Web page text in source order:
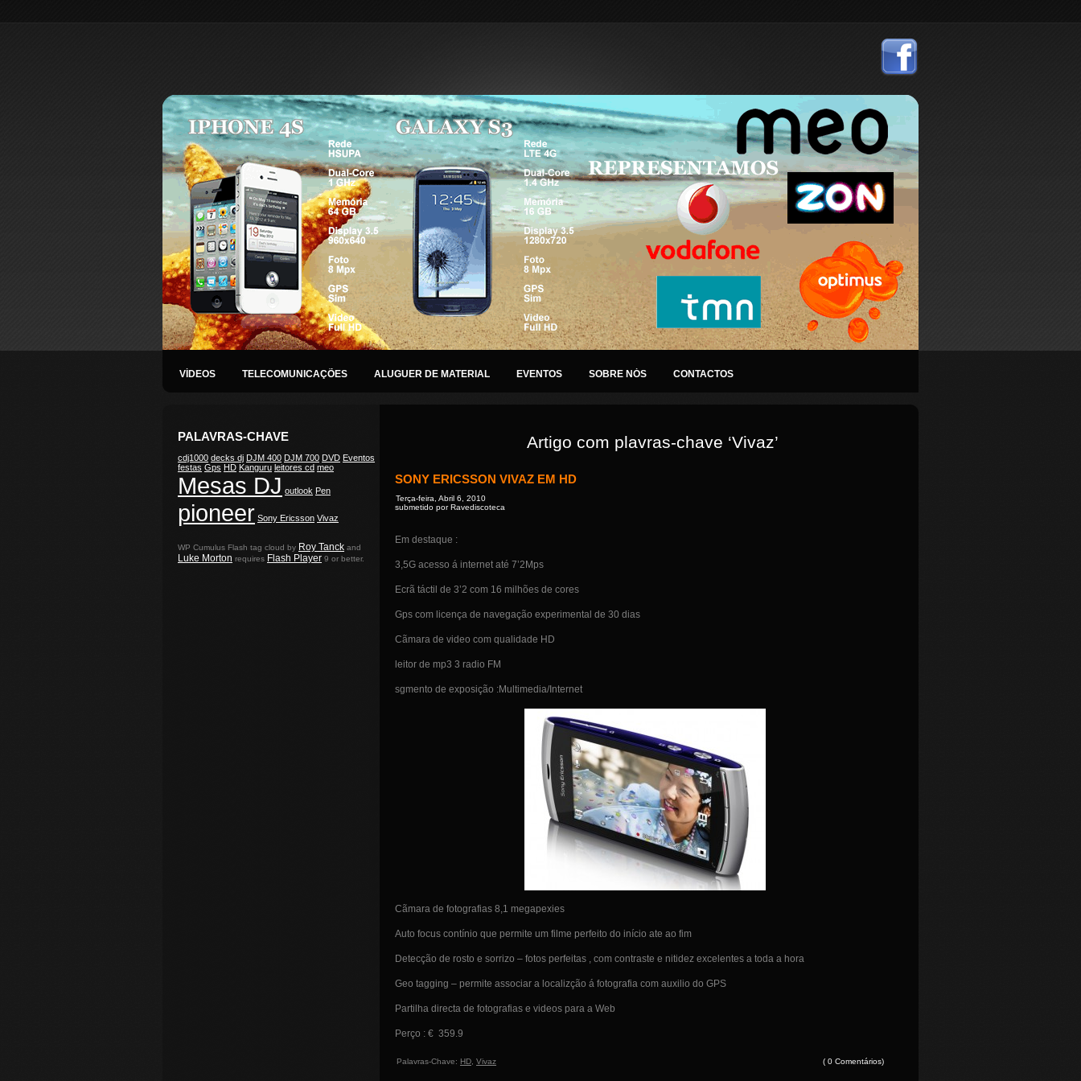
VÍDEOS TELECOMUNICAÇÕES ALUGUER DE MATERIAL EVENTOS SOBRE NÓS CONTACTOS
PALAVRAS-CHAVE
cdj1000 decks dj DJM 400 DJM 700 DVD Eventos
festas Gps HD Kanguru leitores cd meo
Mesas DJ outlook Pen
pioneer Sony Ericsson Vivaz
WP Cumulus Flash tag cloud by Roy Tanck and
Luke Morton requires Flash Player 9 or better.
Artigo com plavras-chave ‘Vivaz’
SONY ERICSSON VIVAZ EM HD
Terça-feira, Abril 6, 2010
submetido por Ravediscoteca
Em destaque :
3,5G acesso á internet até 7’2Mps
Ecrã táctil de 3’2 com 16 milhões de cores
Gps com licença de navegação experimental de 30 dias
Cãmara de video com qualidade HD
leitor de mp3 3 radio FM
sgmento de exposição :Multimedia/Internet
Cãmara de fotografias 8,1 megapexies
Auto focus contínio que permite um filme perfeito do início ate ao fim
Detecção de rosto e sorrizo – fotos perfeitas , com contraste e nitidez excelentes a toda a hora
Geo tagging – permite associar a localizção á fotografia com auxilio do GPS
Partilha directa de fotografias e videos para a Web
Perço : € 359.9
( 0 Comentários)
Palavras-Chave: HD Vivaz